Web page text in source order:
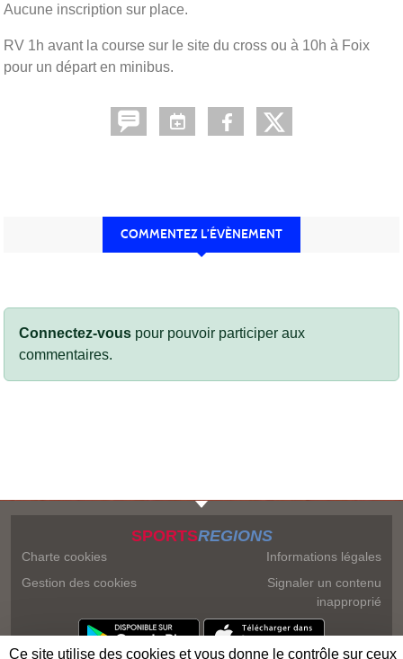
Aucune inscription sur place.
RV 1h avant la course sur le site du cross ou à 10h à Foix
pour un départ en minibus.
COMMENTEZ L’ÉVÈNEMENT
Connectez-vous pour pouvoir participer aux
commentaires.
SPORTSREGIONS
Charte cookies
Gestion des cookies
Informations légales
Signaler un contenu
inapproprié
Ce site utilise des cookies et vous donne le contrôle sur ceux